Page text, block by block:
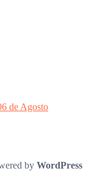
de Agosto
by WordPress